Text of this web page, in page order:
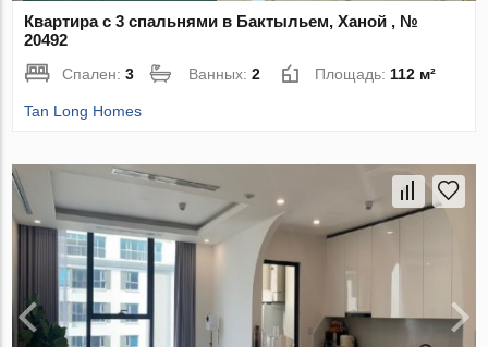
Квартира с 3 спальнями в Бактыльем, Ханой , №
20492
Спален:3 Ванных:2 Площадь: 112 м²
Tan Long Homes